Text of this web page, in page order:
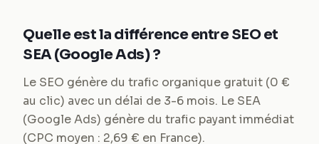
Quelle est la différence entre SEO et
SEA (Google Ads) ?
Le SEO génère du trafic organique gratuit (0 €
au clic) avec un délai de 3-6 mois. Le SEA
(Google Ads) génère du trafic payant immédiat
(CPC moyen : 2,69 € en France).